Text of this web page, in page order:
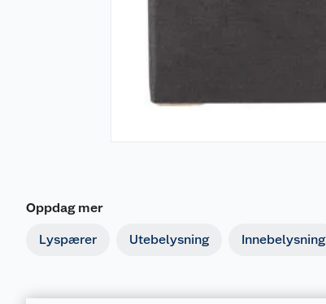
Oppdag mer
Lyspærer Utebelysning Innebelysning